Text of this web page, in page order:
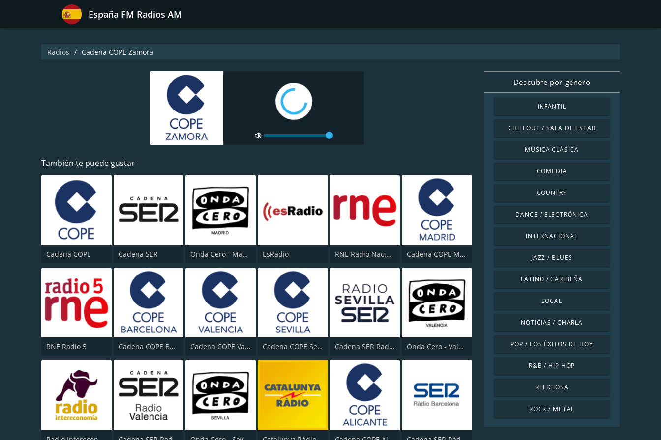
España FM Radios AM
Radios Cadena COPE Zamora
También te puede gustar
Cadena COPE Cadena SER Onda Cero - Madrid EsRadio RNE Radio Nacional (Radio 1) Cadena COPE Madrid
RNE Radio 5 Cadena COPE Barcelona Cadena COPE Valencia Cadena COPE Sevilla Cadena SER Radio Sevilla Onda Cero - Valencia
Descubre por género
INFANTIL
CHILLOUT / SALA DE ESTAR
MÚSICA CLÁSICA
COMEDIA
COUNTRY
DANCE / ELECTRÓNICA
INTERNACIONAL
JAZZ / BLUES
LATINO / CARIBEÑA
LOCAL
NOTICIAS / CHARLA
POP / LOS ÉXITOS DE HOY
R&B / HIP HOP
RELIGIOSA
ROCK / METAL